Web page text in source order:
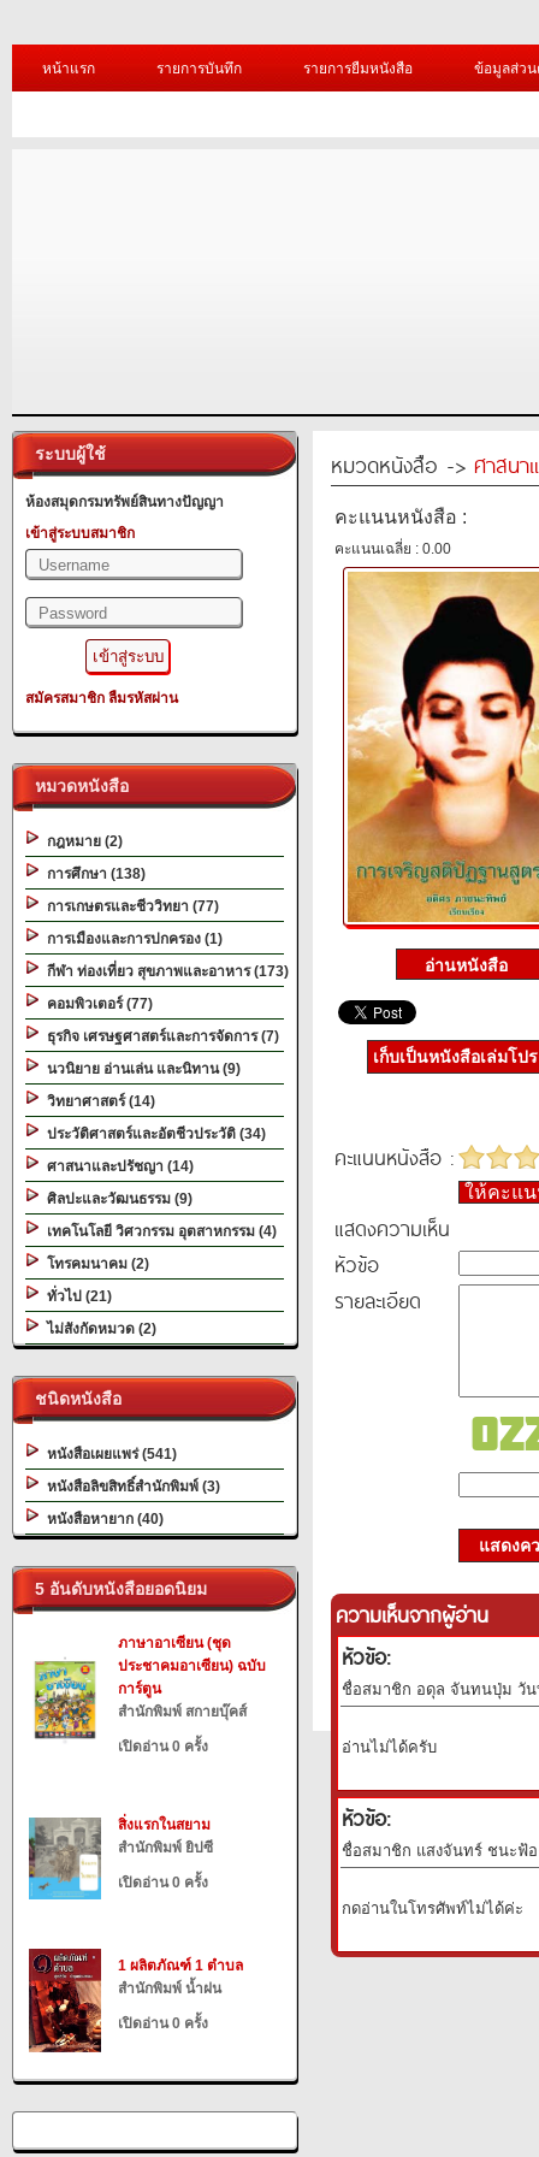
หน้าแรก รายการบันทึก รายการยืมหนังสือ ข้อมูลส่ว
ระบบผู้ใช้
ห้องสมุดกรมทรัพย์สินทางปัญญา
เข้าสู่ระบบสมาชิก
สมัครสมาชิก ลืมรหัสผ่าน
หมวดหนังสือ
กฎหมาย (2)
การศึกษา (138)
การเกษตรและชีววิทยา (77)
การเมืองและการปกครอง (1)
กีฬา ท่องเที่ยว สุขภาพและอาหาร (173)
คอมพิวเตอร์ (77)
ธุรกิจ เศรษฐศาสตร์และการจัดการ (7)
นวนิยาย อ่านเล่น และนิทาน (9)
วิทยาศาสตร์ (14)
ประวัติศาสตร์และอัตชีวประวัติ (34)
ศาสนาและปรัชญา (14)
ศิลปะและวัฒนธรรม (9)
เทคโนโลยี วิศวกรรม อุตสาหกรรม (4)
โทรคมนาคม (2)
ทั่วไป (21)
ไม่สังกัดหมวด (2)
ชนิดหนังสือ
หนังสือเผยแพร่ (541)
หนังสือลิขสิทธิ์สำนักพิมพ์ (3)
หนังสือหายาก (40)
5 อันดับหนังสือยอดนิยม
ภาษาอาเซียน (ชุด
ประชาคมอาเซียน) ฉบับ
การ์ตูน
สำนักพิมพ์ สกายบุ๊คส์
เปิดอ่าน 0 ครั้ง
สิ่งแรกในสยาม
สำนักพิมพ์ ยิปซี
เปิดอ่าน 0 ครั้ง
1 ผลิตภัณฑ์ 1 ตำบล
สำนักพิมพ์ น้ำฝน
เปิดอ่าน 0 ครั้ง
หมวดหนังสือ -> ศาสนา
คะแนนหนังสือ :
คะแนนเฉลี่ย : 0.00
เก็บเป็นหนังสือเล่มโป
คะแนนหนังสือ :
ให้คะแ
แสดงความเห็น
หัวข้อ
รายละเอียด
แสดงค
ความเห็นจากผู้อ่าน
หัวข้อ:
ชื่อสมาชิก อดุล จันทนปุ่ม วัน
อ่านไม่ได้ครับ
หัวข้อ:
ชื่อสมาชิก แสงจันทร์ ชนะฟ้อ
กดอ่านในโทรศัพท์ไม่ได้ค่ะ